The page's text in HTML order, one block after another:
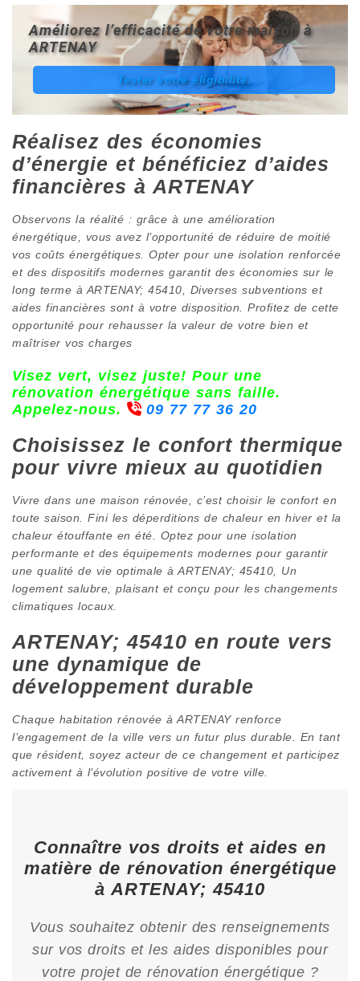
Améliorez l’efficacité de votre maison à
ARTENAY
Tester votre éligibilité.
Réalisez des économies
d’énergie et bénéficiez d’aides
financières à ARTENAY
Observons la réalité : grâce à une amélioration
énergétique, vous avez l’opportunité de réduire de moitié
vos coûts énergétiques. Opter pour une isolation renforcée
et des dispositifs modernes garantit des économies sur le
long terme à ARTENAY; 45410, Diverses subventions et
aides financières sont à votre disposition. Profitez de cette
opportunité pour rehausser la valeur de votre bien et
maîtriser vos charges
Visez vert, visez juste! Pour une
rénovation énergétique sans faille.
Appelez-nous.
09 77 77 36 20
Choisissez le confort thermique
pour vivre mieux au quotidien
Vivre dans une maison rénovée, c’est choisir le confort en
toute saison. Fini les déperditions de chaleur en hiver et la
chaleur étouffante en été. Optez pour une isolation
performante et des équipements modernes pour garantir
une qualité de vie optimale à ARTENAY; 45410, Un
logement salubre, plaisant et conçu pour les changements
climatiques locaux.
ARTENAY; 45410 en route vers
une dynamique de
développement durable
Chaque habitation rénovée à ARTENAY renforce
l’engagement de la ville vers un futur plus durable. En tant
que résident, soyez acteur de ce changement et participez
activement à l’évolution positive de votre ville.
Connaître vos droits et aides en
matière de rénovation énergétique
à ARTENAY; 45410
Vous souhaitez obtenir des renseignements
sur vos droits et les aides disponibles pour
votre projet de rénovation énergétique ?